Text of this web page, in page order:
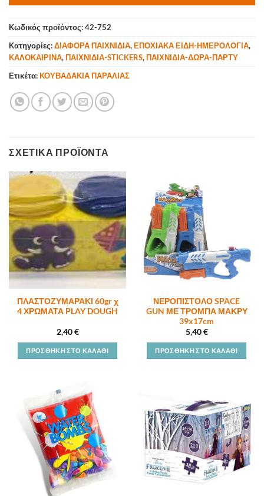
Κωδικός προϊόντος:42-752
Κατηγορίες:ΔΙΑΦΟΡΑ ΠΑΙΧΝΙΔΙΑ,ΕΠΟΧΙΑΚΑ ΕΙΔΗ-ΗΜΕΡΟΛΟΓΙΑ,
ΚΑΛΟΚΑΙΡΙΝΑ,ΠΑΙΧΝΙΔΙΑ-STICKERS,ΠΑΙΧΝΙΔΙΑ-ΔΩΡΑ-ΠΑΡΤΥ
Ετικέτα:ΚΟΥΒΑΔΑΚΙΑ ΠΑΡΑΛΙΑΣ
ΣΧΕΤΙΚΆ ΠΡΟΪΌΝΤΑ
ΠΛΑΣΤΟΖΥΜΑΡΑΚΙ 60gr χ
4 ΧΡΩΜΑΤΑ PLAY DOUGH
2,40€
ΠΡΟΣΘΉΚΗ ΣΤΟ ΚΑΛΆΘΙ
ΝΕΡΟΠΙΣΤΟΛΟ SPACE
GUN ΜΕ ΤΡΟΜΠΑ ΜΑΚΡΥ
39x17cm
5,40€
ΠΡΟΣΘΉΚΗ ΣΤΟ ΚΑΛΆΘΙ